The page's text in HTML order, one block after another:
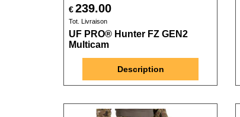
€239.00
Tot. Livraison
UF PRO® Hunter FZ GEN2
Multicam
Description